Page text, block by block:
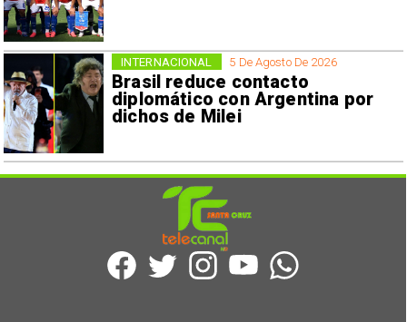
5 De Agosto De 2026
Brasil reduce contacto
diplomático con Argentina por
dichos de Milei
INTERNACIONAL